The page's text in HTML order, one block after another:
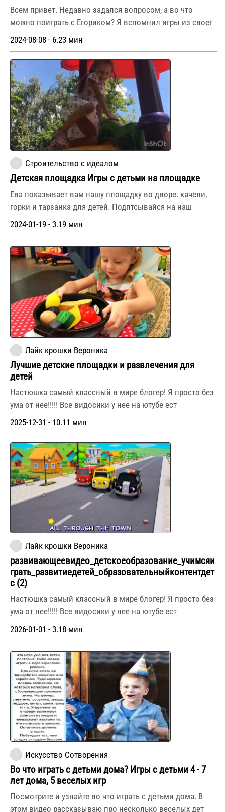
Всем привет. Недавно задался вопросом, а во что
можно поиграть с Егориком? Я вспомнил игры из своег
2024-08-08 - 6.23 мин
Строительство с идеалом
Детская площадка Игры с детьми на площадке
Ева показывает вам нашу площадку во дворе. качели,
горки и тарзанка для детей. Подптсывайся на наш
2024-01-19 - 3.19 мин
Лайк крошки Вероника
Лучшие детские площадки и развлечения для
детей
Настюшка самый классный в мире блогер! Я просто без
ума от нее!!!!! Все видосики у нее на ютубе ест
2025-12-31 - 10.11 мин
Лайк крошки Вероника
развивающеевидео_детскоеобразование_учимсяи
грать_развитиедетей_образовательныйконтентдет
с (2)
Настюшка самый классный в мире блогер! Я просто без
ума от нее!!!!! Все видосики у нее на ютубе ест
2026-01-01 - 3.18 мин
Искусство Сотворения
Во что играть с детьми дома? Игры с детьми 4 - 7
лет дома, 5 веселых игр
Посмотрите и узнайте во что играть с детьми дома. В
этом видео рассказываю про несколько веселых дет